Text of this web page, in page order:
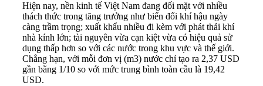
Hiện nay, nền kinh tế Việt Nam đang đối mặt với nhiều
thách thức trong tăng trưởng như biến đổi khí hậu ngày
càng trầm trọng; xuất khẩu nhiều đi kèm với phát thải khí
nhà kính lớn; tài nguyên vừa cạn kiệt vừa có hiệu quả sử
dụng thấp hơn so với các nước trong khu vực và thế giới.
Chẳng hạn, với mỗi đơn vị (m3) nước chỉ tạo ra 2,37 USD
gần bằng 1/10 so với mức trung bình toàn cầu là 19,42
USD.